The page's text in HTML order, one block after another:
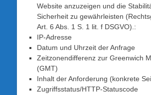
Website anzuzeigen und die
Sicherheit zu gewährleisten
Art. 6 Abs. 1 S. 1 lit. f DSGVO).:
IP-Adresse
Datum und Uhrzeit der Anfrage
Zeitzonendifferenz zur Greenwich
(GMT)
Inhalt der Anforderung (konkrete
Zugriffsstatus/HTTP-Statuscode